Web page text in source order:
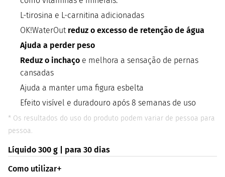
L-tirosina e L-carnitina adicionadas
OK!WaterOut reduz o excesso de retenção de água
Ajuda a perder peso
Reduz o inchaço e melhora a sensação de pernas
cansadas
Ajuda a manter uma figura esbelta
Efeito visível e duradouro após 8 semanas de uso
* Os resultados do uso do produto podem variar de pessoa para
pessoa.
Líquido 300 g | para 30 dias
Como utilizar